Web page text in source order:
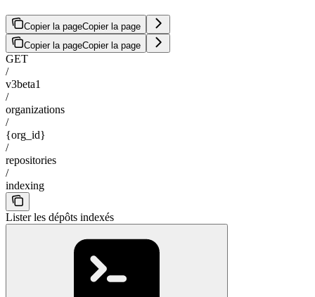
Copier la pageCopier la page
Copier la pageCopier la page
GET
/
v3beta1
/
organizations
/
{org_id}
/
repositories
/
indexing
Lister les dépôts indexés